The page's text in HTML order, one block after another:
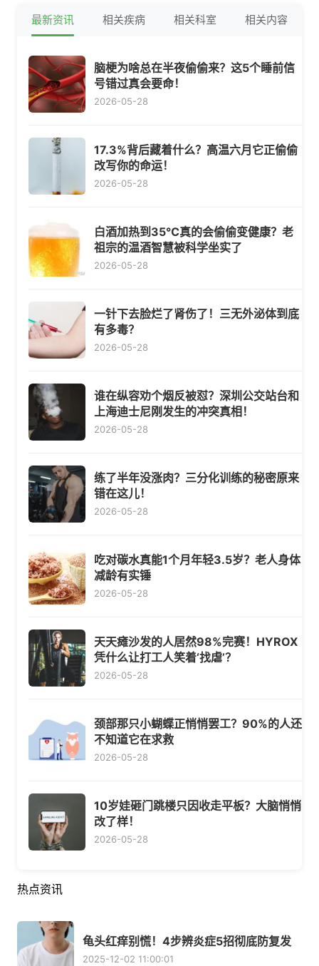
最新资讯 相关疾病 相关科室 相关内容
脑梗为啥总在半夜偷偷来？这5个睡前信
号错过真会要命！
2026-05-28
17.3%背后藏着什么？高温六月它正偷偷
改写你的命运！
2026-05-28
白酒加热到35℃真的会偷偷变健康？老
祖宗的温酒智慧被科学坐实了
2026-05-28
一针下去脸烂了肾伤了！三无外泌体到底
有多毒？
2026-05-28
谁在纵容劝个烟反被怼？深圳公交站台和
上海迪士尼刚发生的冲突真相！
2026-05-28
练了半年没涨肉？三分化训练的秘密原来
错在这儿！
2026-05-28
吃对碳水真能1个月年轻3.5岁？老人身体
减龄有实锤
2026-05-28
天天瘫沙发的人居然98%完赛！HYROX
凭什么让打工人笑着‘找虐’？
2026-05-28
颈部那只小蝴蝶正悄悄罢工？90%的人还
不知道它在求救
2026-05-28
10岁娃砸门跳楼只因收走平板？大脑悄悄
改了样！
2026-05-28
热点资讯
龟头红痒别慌！4步辨炎症5招彻底防复发
2025-12-02 11:00:01